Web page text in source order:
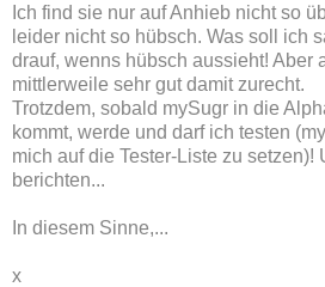
Ich find sie nur auf Anhieb nicht so
leider nicht so hübsch. Was soll ich
drauf, wenns hübsch aussieht! Aber
mittlerweile sehr gut damit zurecht.
Trotzdem, sobald mySugr in die
kommt, werde und darf ich testen
mich auf die Tester-Liste zu setzen)!
berichten...
In diesem Sinne,...
x